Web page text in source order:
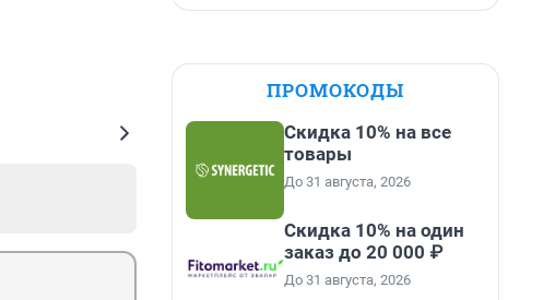
ПРОМОКОДЫ
Скидка 10% на все
товары
До 31 августа, 2026
Скидка 10% на один
заказ до 20 000 ₽
До 31 августа, 2026